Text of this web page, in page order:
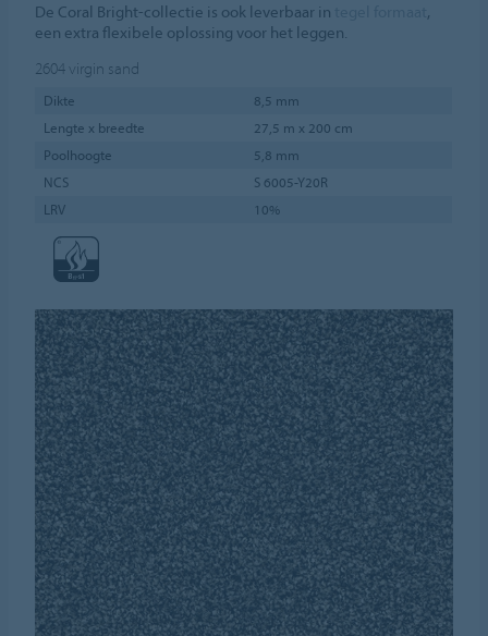
De Coral Bright-collectie is ook leverbaar in
,
een extra flexibele oplossing voor het leggen.
2604 virgin sand
Dikte
8,5 mm
Lengte x breedte
27,5 m x 200 cm
Poolhoogte
5,8 mm
NCS
S 6005-Y20R
LRV
10%